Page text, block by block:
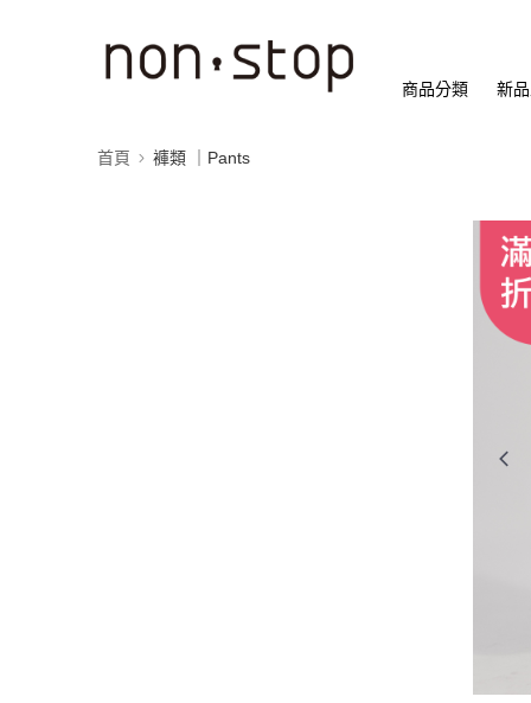
商品分類 新
首頁 褲類 ｜Pants